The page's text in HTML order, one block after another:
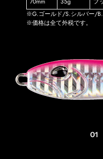
※G.ゴールド/S.シルバー/
※価格は全て外税です。
01